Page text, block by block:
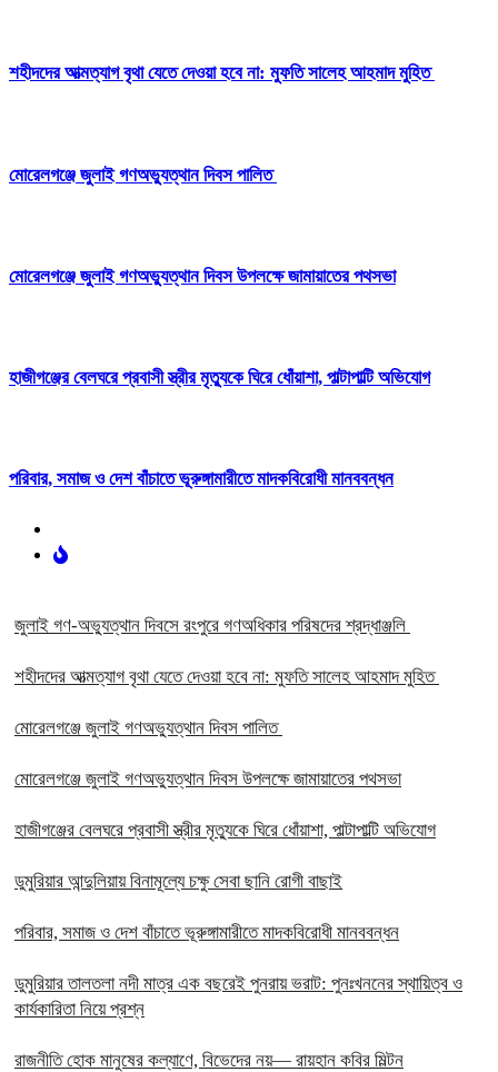
‎শহীদদের আত্মত্যাগ বৃথা যেতে দেওয়া হবে না: মুফতি সালেহ আহমাদ মুহিত ‎
মোরেলগঞ্জে জুলাই গণঅভ্যুত্থান দিবস পালিত
মোরেলগঞ্জে জুলাই গণঅভ্যুত্থান দিবস উপলক্ষে জামায়াতের পথসভা
হাজীগঞ্জের বেলঘরে প্রবাসী স্ত্রীর মৃত্যুকে ঘিরে ধোঁয়াশা, পাল্টাপাল্টি অভিযোগ
পরিবার, সমাজ ও দেশ বাঁচাতে ভূরুঙ্গামারীতে মাদকবিরোধী মানববন্ধন
‎জুলাই গণ-অভ্যুত্থান দিবসে রংপুরে গণঅধিকার পরিষদের শ্রদ্ধাঞ্জলি ‎
‎শহীদদের আত্মত্যাগ বৃথা যেতে দেওয়া হবে না: মুফতি সালেহ আহমাদ মুহিত ‎
মোরেলগঞ্জে জুলাই গণঅভ্যুত্থান দিবস পালিত
মোরেলগঞ্জে জুলাই গণঅভ্যুত্থান দিবস উপলক্ষে জামায়াতের পথসভা
হাজীগঞ্জের বেলঘরে প্রবাসী স্ত্রীর মৃত্যুকে ঘিরে ধোঁয়াশা, পাল্টাপাল্টি অভিযোগ
ডুমুরিয়ার আন্দুলিয়ায় বিনামূল্যে চক্ষু সেবা ছানি রোগী বাছাই
পরিবার, সমাজ ও দেশ বাঁচাতে ভূরুঙ্গামারীতে মাদকবিরোধী মানববন্ধন
ডুমুরিয়ার তালতলা নদী মাত্র এক বছরেই পুনরায় ভরাট: পুনঃখননের স্থায়িত্ব ও
কার্যকারিতা নিয়ে প্রশ্ন
রাজনীতি হোক মানুষের কল্যাণে, বিভেদের নয়— রায়হান কবির মিল্টন